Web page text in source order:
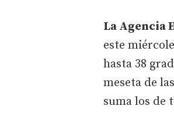
La Agencia
este
hasta 38
meseta de
suma los de